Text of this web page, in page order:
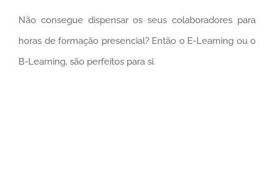
Não consegue dispensar os seus colaboradores para
horas de formação presencial? Então o E-Learning ou o
B-Learning, são perfeitos para si.